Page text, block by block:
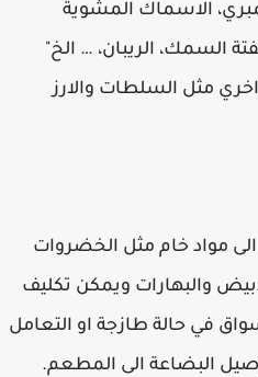
الاسماك المشوية
السمك، الريبان، … الخ"
مثل السلطات والارز
مواد خام مثل الخضروات
والبهارات ويمكن تكليف
في حالة طازجة او التعامل
البضاعة الى المطعم.